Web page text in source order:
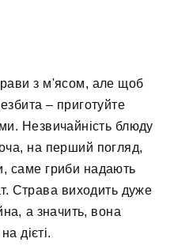
з м'ясом, але щоб
– приготуйте
Незвичайність блюду
на перший погляд,
саме гриби надають
Страва виходить дуже
а значить, вона
дієті.